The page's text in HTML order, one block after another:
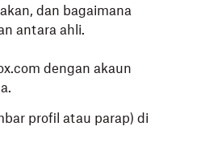
dan bagaimana
antara ahli.
dengan akaun
profil atau parap) di